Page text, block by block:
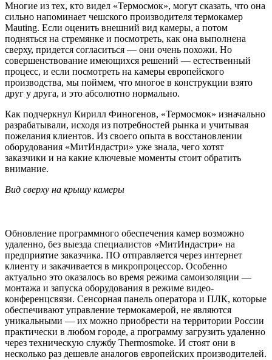
Многие из тех, кто видел «Термосмок», могут сказать, что она
сильно напоминает чешского производителя термокамер
Mauting. Если оценить внешний вид камеры, а потом
подняться на стремянке и посмотреть, как она выполнена
сверху, придется согласиться — они очень похожи. Но
совершенствование имеющихся решений — естественный
процесс, и если посмотреть на камеры европейского
производства, мы поймем, что многое в конструкции взято
друг у друга, и это абсолютно нормально.
Как подчеркнул Кирилл Финогенов, «Термосмок» изначально
разрабатывали, исходя из потребностей рынка и учитывая
пожелания клиентов. Из своего опыта в восстановлении
оборудования «МитИндастри» уже знала, чего хотят
заказчики и на какие ключевые моменты стоит обратить
внимание.
Вид сверху на крышу камеры
Обновление программного обеспечения камер возможно
удаленно, без выезда специалистов «МитИндастри» на
предприятие заказчика. ПО отправляется через интернет
клиенту и закачивается в микропроцессор. Особенно
актуально это оказалось во время режима самоизоляции —
монтажа и запуска оборудования в режиме видео-
конференцсвязи. Сенсорная панель оператора и ПЛК, которые
обеспечивают управление термокамерой, не являются
уникальными — их можно приобрести на территории России
практически в любом городе, а программу загрузить удаленно
через техническую службу Thermosmoke. И стоят они в
несколько раз дешевле аналогов европейских производителей.